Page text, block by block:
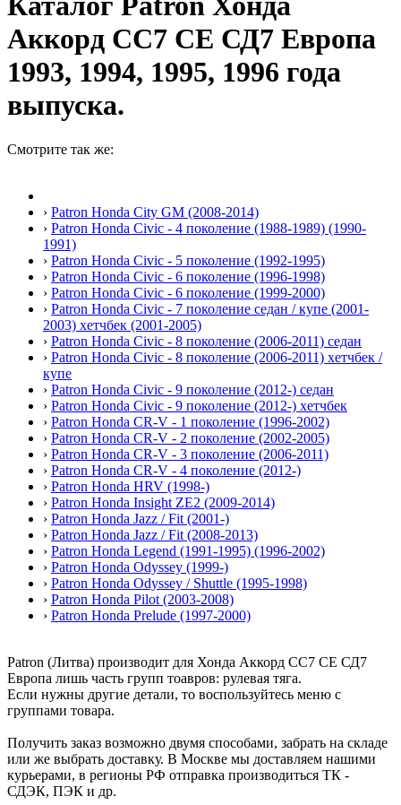
Аккорд СС7 СЕ СД7 Европа
1993, 1994, 1995, 1996 года
выпуска.
Смотрите так же:
› Patron Honda City GM (2008-2014)
› Patron Honda Civic - 4 поколение (1988-1989) (1990-
1991)
› Patron Honda Civic - 5 поколение (1992-1995)
› Patron Honda Civic - 6 поколение (1996-1998)
› Patron Honda Civic - 6 поколение (1999-2000)
› Patron Honda Civic - 7 поколение седан / купе (2001-
2003) хетчбек (2001-2005)
› Patron Honda Civic - 8 поколение (2006-2011) седан
› Patron Honda Civic - 8 поколение (2006-2011) хетчбек /
купе
› Patron Honda Civic - 9 поколение (2012-) седан
› Patron Honda Civic - 9 поколение (2012-) хетчбек
› Patron Honda CR-V - 1 поколение (1996-2002)
› Patron Honda CR-V - 2 поколение (2002-2005)
› Patron Honda CR-V - 3 поколение (2006-2011)
› Patron Honda CR-V - 4 поколение (2012-)
› Patron Honda HRV (1998-)
› Patron Honda Insight ZE2 (2009-2014)
› Patron Honda Jazz / Fit (2001-)
› Patron Honda Jazz / Fit (2008-2013)
› Patron Honda Legend (1991-1995) (1996-2002)
› Patron Honda Odyssey (1999-)
› Patron Honda Odyssey / Shuttle (1995-1998)
› Patron Honda Pilot (2003-2008)
› Patron Honda Prelude (1997-2000)
Patron (Литва) производит для Хонда Аккорд СС7 СЕ СД7
Европа лишь часть групп тоавров: рулевая тяга.
Если нужны другие детали, то воспользуйтесь меню с
группами товара.
Получить заказ возможно двумя способами, забрать на складе
или же выбрать доставку. В Москве мы доставляем нашими
курьерами, в регионы РФ отправка производиться ТК -
СДЭК, ПЭК и др.